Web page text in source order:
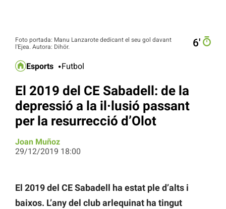
Foto portada: Manu Lanzarote dedicant el seu gol davant
l'Ejea. Autora: Dihör.
6′
Esports Futbol
El 2019 del CE Sabadell: de la
depressió a la il·lusió passant
per la resurrecció d’Olot
Joan Muñoz
29/12/2019 18:00
El 2019del CESabadell ha estat ple d’alts i
baixos. L’any del club arlequinat ha tingut